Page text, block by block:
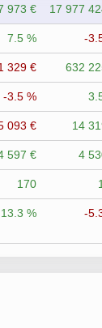
973 € 17 977
7.5 % -
329 € 632
-3.5 %
093 € 14
597 € 4
170
13.3 % -